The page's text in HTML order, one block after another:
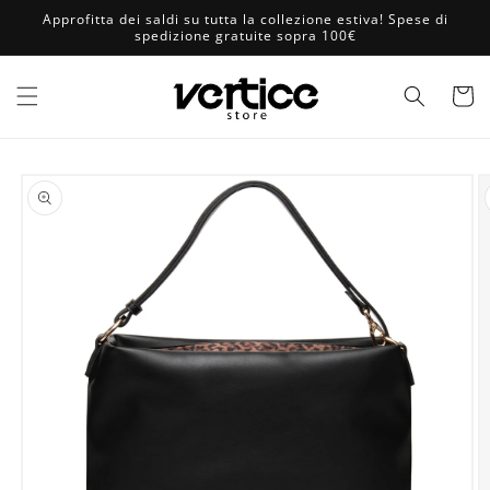
direttamente
Approfitta dei saldi su tutta la collezione estiva! Spese di
spedizione gratuite sopra 100€
Carrello
informazioni
sul prodotto